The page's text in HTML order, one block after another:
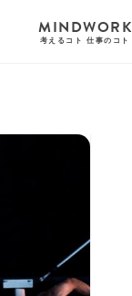
MIND
考えるコト
WORK
仕事のコト